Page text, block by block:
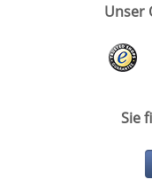
Unser
Sie